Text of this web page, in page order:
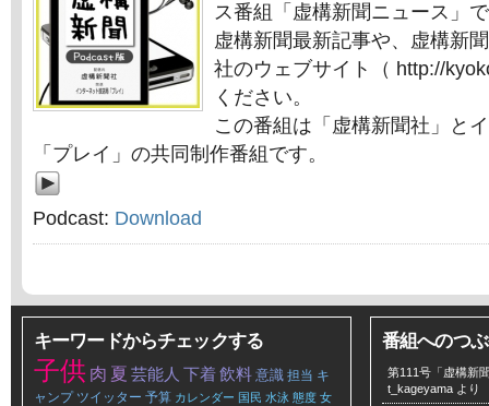
ス番組「虚構新聞ニュース」
虚構新聞最新記事や、虚構新
社のウェブサイト（ http://
ください。
この番組は「虚構新聞社」と
「プレイ」の共同制作番組です。
Podcast: Download
キーワードからチェックする
子供 肉 夏 芸能人 下着飲料 意識 担当 キ
ャンプ ツイッター 予算 カレンダー 国民 水泳 態度 女
番組へのつ
第111号「虚構新
t_kageyama より